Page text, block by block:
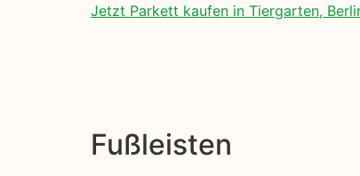
Jetzt Parkett kaufen in Tiergarten,
Fußleisten